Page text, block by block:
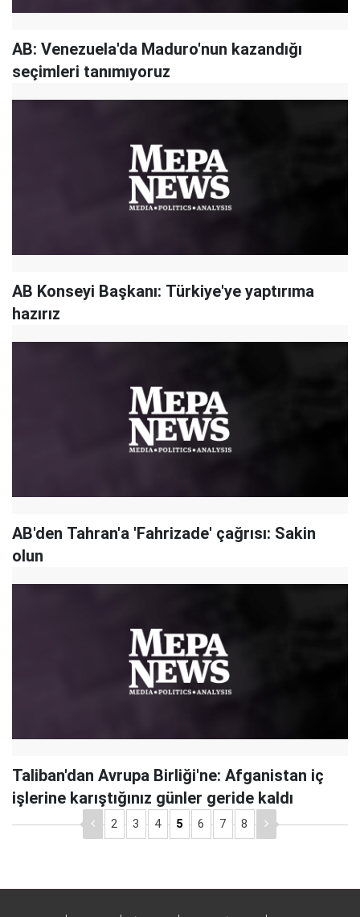
AB: Venezuela'da Maduro'nun kazandığı
seçimleri tanımıyoruz
AB Konseyi Başkanı: Türkiye'ye yaptırıma
hazırız
AB'den Tahran'a 'Fahrizade' çağrısı: Sakin
olun
Taliban'dan Avrupa Birliği'ne: Afganistan iç
işlerine karıştığınız günler geride kaldı
2 3 4 5 6 7 8